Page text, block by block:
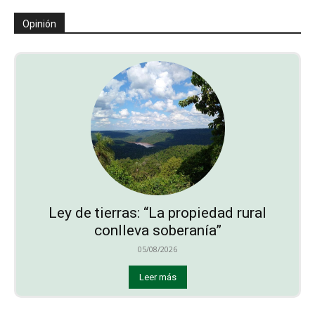
Opinión
Ley de tierras: “La propiedad rural
conlleva soberanía”
05/08/2026
Leer más